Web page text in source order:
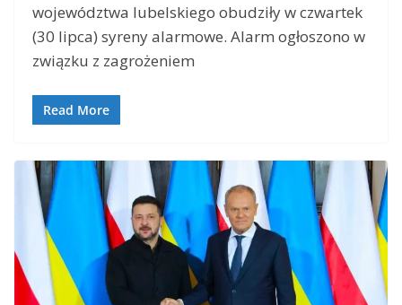
województwa lubelskiego obudziły w czwartek
(30 lipca) syreny alarmowe. Alarm ogłoszono w
związku z zagrożeniem
Read More